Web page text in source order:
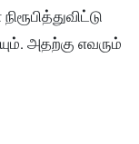
அதற்கு எவரும்